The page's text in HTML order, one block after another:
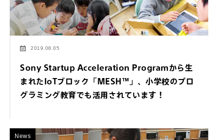
2019.08.05
Sony Startup Acceleration Programから生
まれたIoTブロック「MESH™」、小学校のプロ
グラミング教育でも活用されています！
News